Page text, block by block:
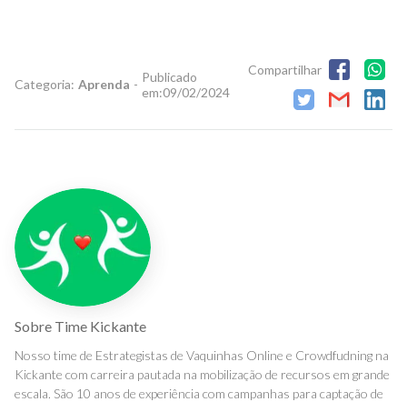
Categoria: Aprenda - Publicado
em:09/02/2024
Compartilhar
Sobre Time Kickante
Nosso time de Estrategistas de Vaquinhas Online e Crowdfudning na
Kickante com carreira pautada na mobilização de recursos em grande
escala. São 10 anos de experiência com campanhas para captação de